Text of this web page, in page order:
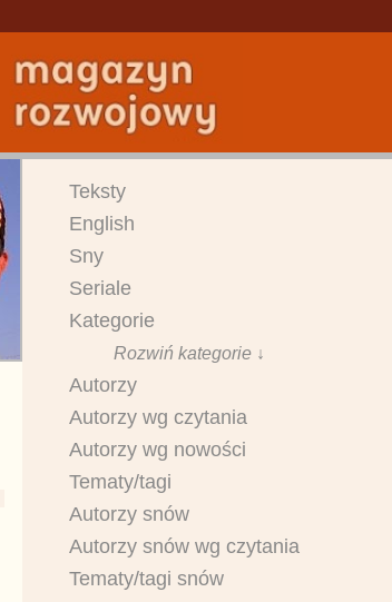
Teksty
English
Sny
Seriale
Kategorie
Rozwiń kategorie ↓
Autorzy
Autorzy wg czytania
Autorzy wg nowości
Tematy/tagi
Autorzy snów
Autorzy snów wg czytania
Tematy/tagi snów